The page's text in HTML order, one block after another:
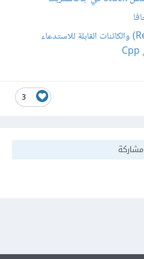
مفهوم التعاود (Recursion) والكائنات القابلة للاستدعاء
3
مشاركة